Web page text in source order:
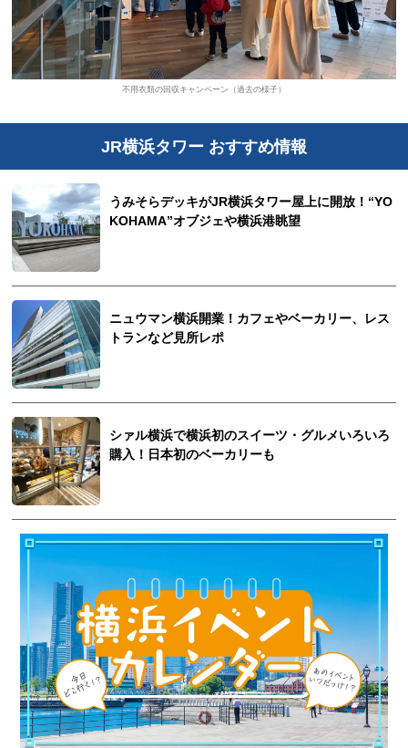
不用衣類の回収キャンペーン（過去の様子）
JR横浜タワー おすすめ情報
うみそらデッキがJR横浜タワー屋上に開放！“YO
KOHAMA”オブジェや横浜港眺望
ニュウマン横浜開業！カフェやベーカリー、レス
トランなど見所レポ
シァル横浜で横浜初のスイーツ・グルメいろいろ
購入！日本初のベーカリーも